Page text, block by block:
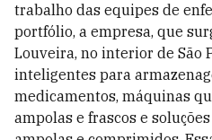
trabalho das equipes de
portfólio, a empresa, que
Louveira, no interior de São
inteligentes para
medicamentos, máquinas
ampolas e frascos e